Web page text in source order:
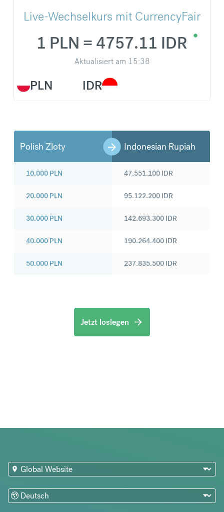
Live-Wechselkurs mit CurrencyFair
PLN
1 PLN = 4757.11 IDR
Aktualisiert am 15:38
IDR
Polish Zloty Indonesian Rupiah
10.000 PLN
20.000 PLN
30.000 PLN
40.000 PLN
50.000 PLN
47.551.100 IDR
95.122.200 IDR
142.693.300 IDR
190.264.400 IDR
237.835.500 IDR
Jetzt loslegen